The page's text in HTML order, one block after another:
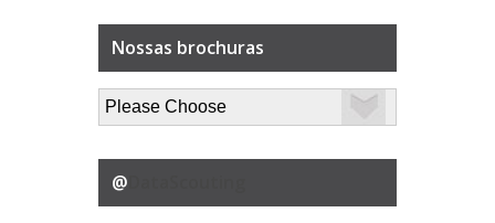
Nossas brochuras
@